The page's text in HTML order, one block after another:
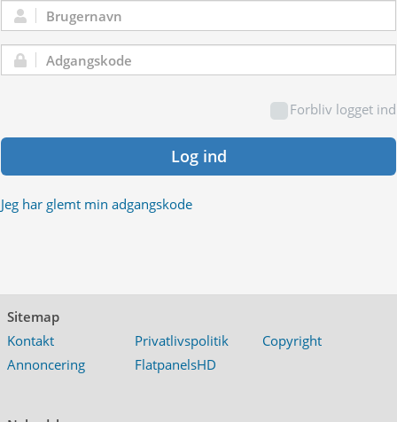
Brugernavn:
Adgangskode:
Forbliv logget ind
Log ind
Jeg har glemt min adgangskode
Sitemap
Kontakt
Privatlivspolitik
Copyright
Annoncering
FlatpanelsHD